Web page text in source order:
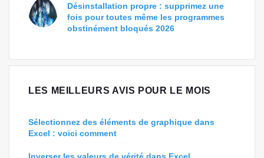
Désinstallation propre : supprimez une
fois pour toutes même les programmes
obstinément bloqués 2026
LES MEILLEURS AVIS POUR LE MOIS
Sélectionnez des éléments de graphique dans
Excel : voici comment